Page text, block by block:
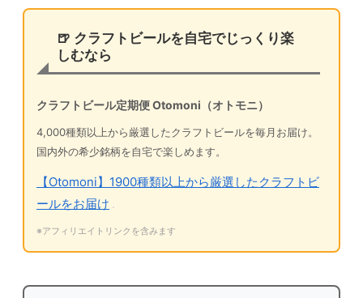
🍺 クラフトビールを自宅でじっくり楽
しむなら
クラフトビール定期便 Otomoni（オトモニ）
4,000種類以上から厳選したクラフトビールを毎月お届け。
国内外の希少銘柄を自宅で楽しめます。
【Otomoni】1900種類以上から厳選したクラフトビ
ールをお届け
※アフィリエイトリンクを含みます